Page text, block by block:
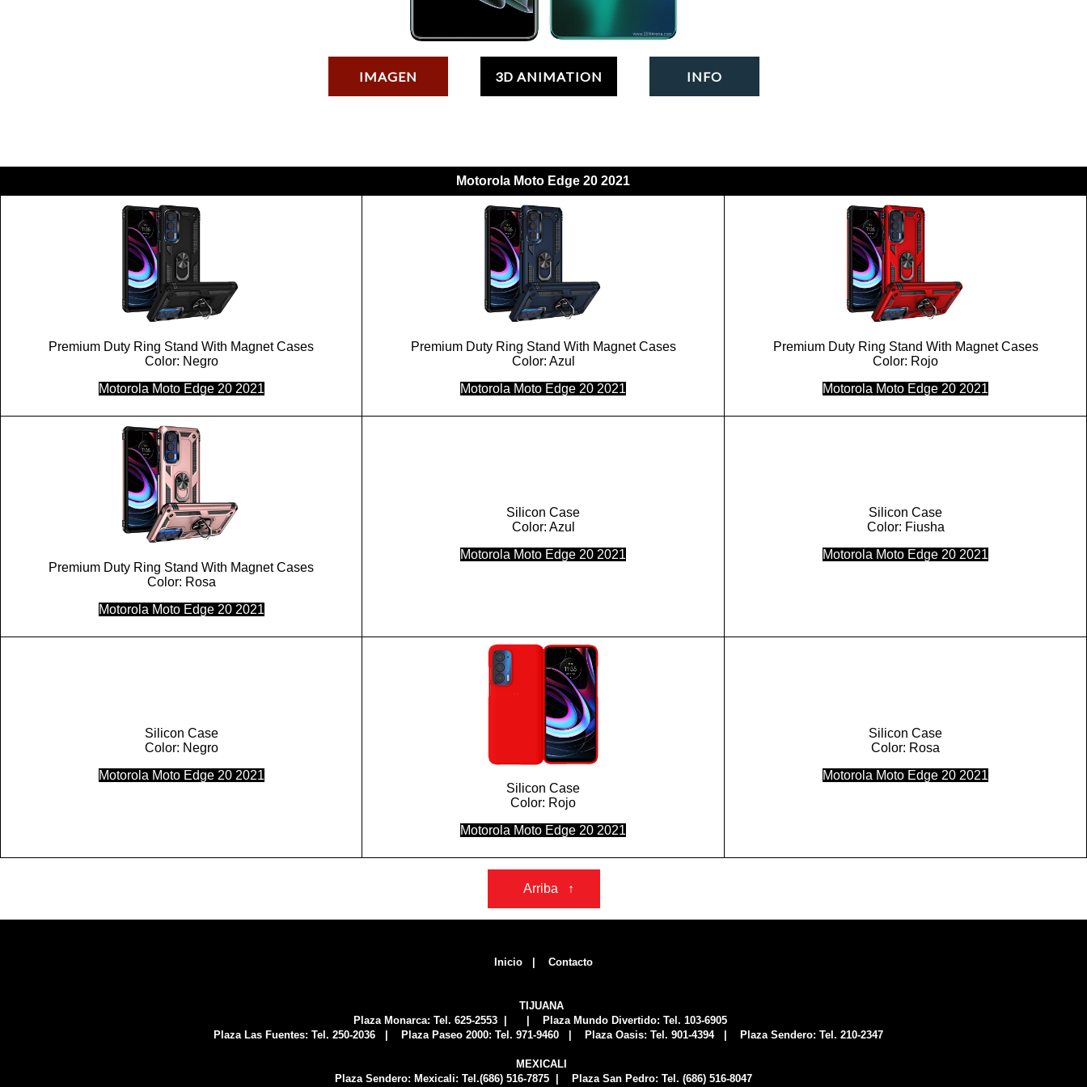
IMAGEN 3D ANIMATION INFO
Motorola Moto Edge 20 2021
Premium Duty Ring Stand With Magnet Cases
Color: Negro
Motorola Moto Edge 20 2021
Premium Duty Ring Stand With Magnet Cases
Color: Azul
Motorola Moto Edge 20 2021
Premium Duty Ring Stand With Magnet Cases
Color: Rojo
Motorola Moto Edge 20 2021
Premium Duty Ring Stand With Magnet Cases
Color: Rosa
Motorola Moto Edge 20 2021
Silicon Case
Color: Azul
Motorola Moto Edge 20 2021
Silicon Case
Color: Fiusha
Motorola Moto Edge 20 2021
Silicon Case
Color: Negro
Motorola Moto Edge 20 2021
Silicon Case
Color: Rojo
Motorola Moto Edge 20 2021
Silicon Case
Color: Rosa
Motorola Moto Edge 20 2021
Arriba ↑
Inicio| Contacto
TIJUANA
Plaza Monarca: Tel. 625-2553| | Plaza Mundo Divertido: Tel. 103-6905
Plaza Las Fuentes: Tel. 250-2036| Plaza Paseo 2000: Tel. 971-9460| Plaza Oasis: Tel. 901-4394| Plaza Sendero: Tel. 210-2347
MEXICALI
Plaza Sendero: Mexicali: Tel.(686) 516-7875| Plaza San Pedro: Tel. (686) 516-8047